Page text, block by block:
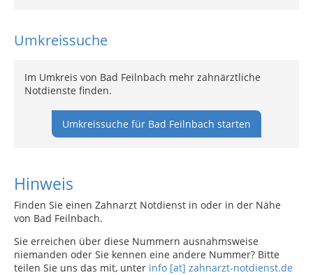
Umkreissuche
Im Umkreis von Bad Feilnbach mehr zahnärztliche
Notdienste finden.
Umkreissuche für Bad Feilnbach starten
Hinweis
Finden Sie einen Zahnarzt Notdienst in oder in der Nähe
von Bad Feilnbach.
Sie erreichen über diese Nummern ausnahmsweise
niemanden oder Sie kennen eine andere Nummer? Bitte
teilen Sie uns das mit, unter info [at] zahnarzt-notdienst.de